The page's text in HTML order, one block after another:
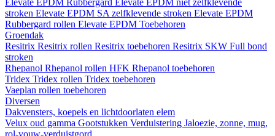
Elevate EPDM Rubbergard Elevate EPDM niet zelfklevende
stroken Elevate EPDM SA zelfklevende stroken Elevate EPDM
Rubbergard rollen Elevate EPDM Toebehoren
Groendak
Resitrix Resitrix rollen Resitrix toebehoren Resitrix SKW Full bond
stroken
Rhepanol Rhepanol rollen HFK Rhepanol toebehoren
Tridex Tridex rollen Tridex toebehoren
Vaeplan rollen toebehoren
Diversen
Dakvensters, koepels en lichtdoorlaten elem
Velux oud gamma Gootstukken Verduistering Jaloezie, zonne, mug,
rol-vouw-verduistgord